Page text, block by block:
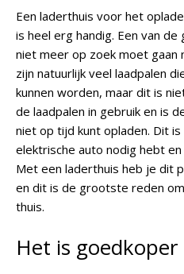
Een laderthuis voor het
is heel erg handig. Een van
niet meer op zoek moet gaan
zijn natuurlijk veel laadpalen
kunnen worden, maar dit is
de laadpalen in gebruik en is
niet op tijd kunt opladen. Dit
elektrische auto nodig hebt
Met een laderthuis heb je dit
en dit is de grootste reden
thuis.
Het is goedkoper